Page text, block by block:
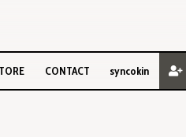
CONTACT syncokin